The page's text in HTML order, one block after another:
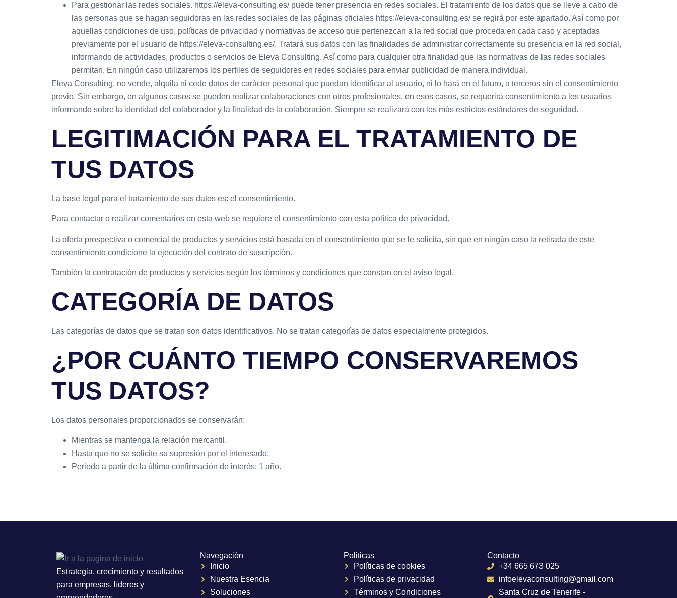
Para gestionar las redes sociales. https://eleva-consulting.es/ puede tener presencia en redes sociales. El tratamiento de los datos que se lleve a cabo de
las personas que se hagan seguidoras en las redes sociales de las páginas oficiales https://eleva-consulting.es/ se regirá por este apartado. Así como por
aquellas condiciones de uso, políticas de privacidad y normativas de acceso que pertenezcan a la red social que proceda en cada caso y aceptadas
previamente por el usuario de https://eleva-consulting.es/. Tratará sus datos con las finalidades de administrar correctamente su presencia en la red social,
informando de actividades, productos o servicios de Eleva Consulting. Así como para cualquier otra finalidad que las normativas de las redes sociales
permitan. En ningún caso utilizaremos los perfiles de seguidores en redes sociales para enviar publicidad de manera individual.
Eleva Consulting, no vende, alquila ni cede datos de carácter personal que puedan identificar al usuario, ni lo hará en el futuro, a terceros sin el consentimiento
previo. Sin embargo, en algunos casos se pueden realizar colaboraciones con otros profesionales, en esos casos, se requerirá consentimiento a los usuarios
informando sobre la identidad del colaborador y la finalidad de la colaboración. Siempre se realizará con los más estrictos estándares de seguridad.
LEGITIMACIÓN PARA EL TRATAMIENTO DE
TUS DATOS
La base legal para el tratamiento de sus datos es: el consentimiento.
Para contactar o realizar comentarios en esta web se requiere el consentimiento con esta política de privacidad.
La oferta prospectiva o comercial de productos y servicios está basada en el consentimiento que se le solicita, sin que en ningún caso la retirada de este
consentimiento condicione la ejecución del contrato de suscripción.
También la contratación de productos y servicios según los términos y condiciones que constan en el aviso legal.
CATEGORÍA DE DATOS
Las categorías de datos que se tratan son datos identificativos. No se tratan categorías de datos especialmente protegidos.
¿POR CUÁNTO TIEMPO CONSERVAREMOS
TUS DATOS?
Los datos personales proporcionados se conservarán:
Mientras se mantenga la relación mercantil.
Hasta que no se solicite su supresión por el interesado.
Periodo a partir de la última confirmación de interés: 1 año.
Estrategia, crecimiento y resultados
para empresas, líderes y
Navegación
Inicio
Nuestra Esencia
Soluciones
Politicas
Políticas de cookies
Políticas de privacidad
Términos y Condiciones
Contacto
+34 665 673 025
infoelevaconsulting@gmail.com
Santa Cruz de Tenerife -